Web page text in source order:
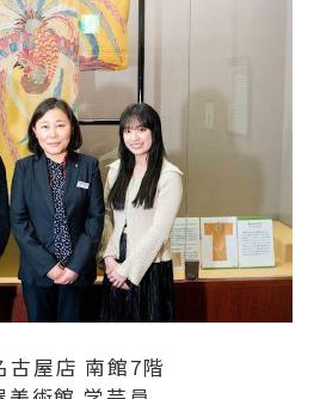
古屋店 南館7階